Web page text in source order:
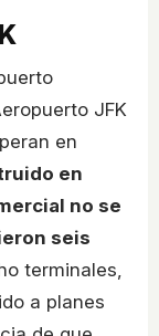
JFK
en
en
no se
seis
terminales,
a planes